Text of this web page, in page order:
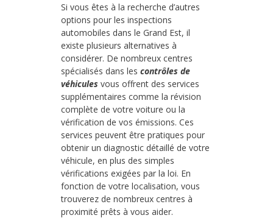
Si vous êtes à la recherche d’autres
options pour les inspections
automobiles dans le Grand Est, il
existe plusieurs alternatives à
considérer. De nombreux centres
spécialisés dans les contrôles de
véhicules vous offrent des services
supplémentaires comme la révision
complète de votre voiture ou la
vérification de vos émissions. Ces
services peuvent être pratiques pour
obtenir un diagnostic détaillé de votre
véhicule, en plus des simples
vérifications exigées par la loi. En
fonction de votre localisation, vous
trouverez de nombreux centres à
proximité prêts à vous aider.